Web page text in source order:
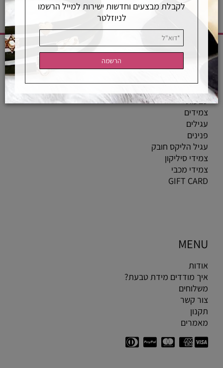
CATEGORIES
טבעות
צמידים
עגילים
פנינים
עגיל הליקס חובק
צמידי סיליקון
צמידי מכבי
GIFT CARD
MENU
אודות
איך מודדים מידת טבעת?
משלוחים
צור קשר
תקנון
מאמרים
לקבלת מבצעים וחדשות ישירות למייל הרשמו
לניוזלטר